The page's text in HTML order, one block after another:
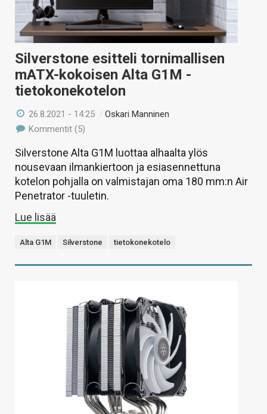
Silverstone esitteli tornimallisen
mATX-kokoisen Alta G1M -
tietokonekotelon
26.8.2021 - 14:25 /Oskari Manninen
Kommentit (5)
Silverstone Alta G1M luottaa alhaalta ylös
nousevaan ilmankiertoon ja esiasennettuna
kotelon pohjalla on valmistajan oma 180 mm:n Air
Penetrator -tuuletin.
Lue lisää
Alta G1M Silverstone tietokonekotelo